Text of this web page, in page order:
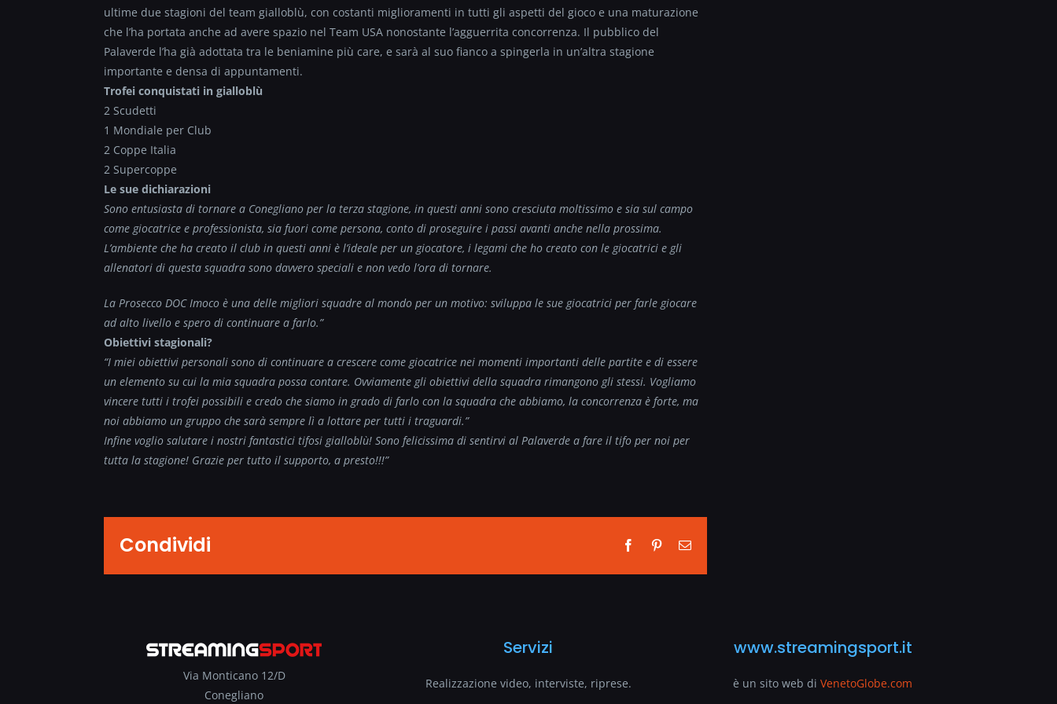
ultime due stagioni del team gialloblù, con costanti miglioramenti in tutti gli aspetti del gioco e una maturazione
che l’ha portata anche ad avere spazio nel Team USA nonostante l’agguerrita concorrenza. Il pubblico del
Palaverde l’ha già adottata tra le beniamine più care, e sarà al suo fianco a spingerla in un’altra stagione
importante e densa di appuntamenti.
Trofei conquistati in gialloblù
2 Scudetti
1 Mondiale per Club
2 Coppe Italia
2 Supercoppe
Le sue dichiarazioni
Sono entusiasta di tornare a Conegliano per la terza stagione, in questi anni sono cresciuta moltissimo e sia sul campo
come giocatrice e professionista, sia fuori come persona, conto di proseguire i passi avanti anche nella prossima.
L’ambiente che ha creato il club in questi anni è l’ideale per un giocatore, i legami che ho creato con le giocatrici e gli
allenatori di questa squadra sono davvero speciali e non vedo l’ora di tornare.
La Prosecco DOC Imoco è una delle migliori squadre al mondo per un motivo: sviluppa le sue giocatrici per farle giocare
ad alto livello e spero di continuare a farlo.”
Obiettivi stagionali?
“I miei obiettivi personali sono di continuare a crescere come giocatrice nei momenti importanti delle partite e di essere
un elemento su cui la mia squadra possa contare. Ovviamente gli obiettivi della squadra rimangono gli stessi. Vogliamo
vincere tutti i trofei possibili e credo che siamo in grado di farlo con la squadra che abbiamo, la concorrenza è forte, ma
noi abbiamo un gruppo che sarà sempre lì a lottare per tutti i traguardi.”
Infine voglio salutare i nostri fantastici tifosi gialloblù! Sono felicissima di sentirvi al Palaverde a fare il tifo per noi per
tutta la stagione! Grazie per tutto il supporto, a presto!!!”
Condividi Facebook
PinterestEmail
Via Monticano 12/D
Conegliano
Servizi
Realizzazione video, interviste, riprese.
www.streamingsport.it
è un sito web diVenetoGlobe.com